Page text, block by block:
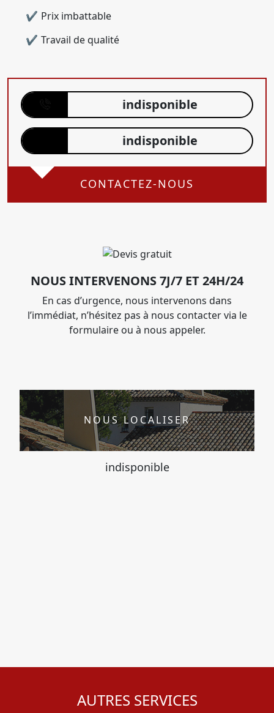
Prix imbattable
Travail de qualité
indisponible
indisponible
CONTACTEZ-NOUS
NOUS INTERVENONS 7J/7 ET 24H/24
En cas d’urgence, nous intervenons dans
l’immédiat, n’hésitez pas à nous contacter via le
formulaire ou à nous appeler.
NOUS LOCALISER
indisponible
AUTRES SERVICES